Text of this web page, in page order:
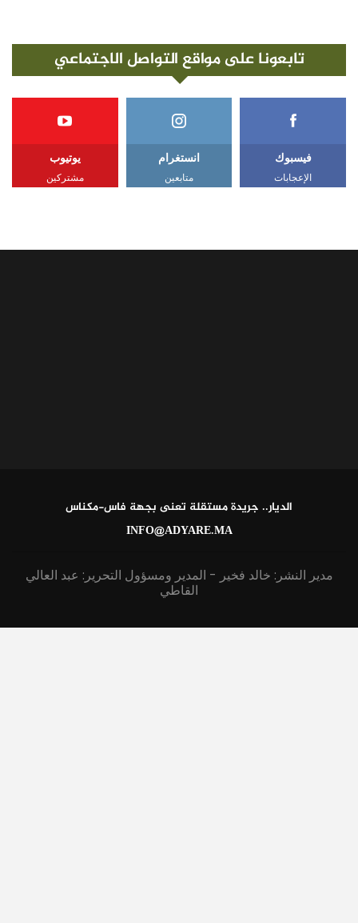
تابعونا على مواقع التواصل الاجتماعي
فيسبوك
الإعجابات
انستغرام
متابعين
يوتيوب
مشتركين
الديار.. جريدة مستقلة تعنى بجهة فاس-مكناس
INFO@ADYARE.MA
مدير النشر: خالد فخير - المدير ومسؤول التحرير: عبد العالي
القاطي